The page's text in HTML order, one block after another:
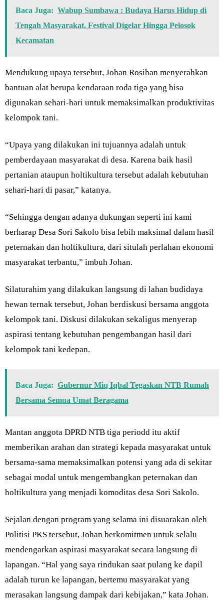
Baca Juga: Wabup Sumbawa : Budaya Harus Hidup di
Tengah Masyarakat, Festival Digelar Hingga Pelosok
Kecamatan
Mendukung upaya tersebut, Johan Rosihan menyerahkan
bantuan alat berupa kendaraan roda tiga yang bisa
digunakan sehari-hari untuk memaksimalkan produktivitas
kelompok tani.
“Upaya yang dilakukan ini tujuannya adalah untuk
pemberdayaan masyarakat di desa. Karena baik hasil
pertanian ataupun holtikultura tersebut adalah kebutuhan
sehari-hari di pasar,” katanya.
“Sehingga dengan adanya dukungan seperti ini kami
berharap Desa Sori Sakolo bisa lebih maksimal dalam hasil
peternakan dan holtikultura, dari situlah perlahan ekonomi
masyarakat terbantu,” imbuh Johan.
Silaturahim yang dilakukan langsung di lahan budidaya
hewan ternak tersebut, Johan berdiskusi bersama anggota
kelompok tani. Diskusi dilakukan sekaligus menyerap
aspirasi tentang kebutuhan pengembangan hasil dari
kelompok tani kedepan.
Baca Juga: Gubernur Miq Iqbal Tegaskan NTB Rumah
Bersama Semua Umat Beragama
Mantan anggota DPRD NTB tiga periodd itu aktif
memberikan arahan dan strategi kepada masyarakat untuk
bersama-sama memaksimalkan potensi yang ada di sekitar
sebagai modal untuk mengembangkan peternakan dan
holtikultura yang menjadi komoditas desa Sori Sakolo.
Sejalan dengan program yang selama ini disuarakan oleh
Politisi PKS tersebut, Johan berkomitmen untuk selalu
mendengarkan aspirasi masyarakat secara langsung di
lapangan. “Hal yang saya rindukan saat pulang ke dapil
adalah turun ke lapangan, bertemu masyarakat yang
merasakan langsung dampak dari kebijakan,” kata Johan.